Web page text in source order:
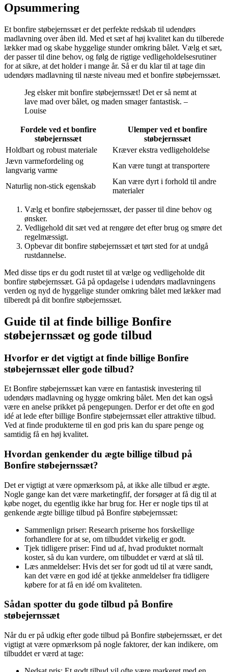
Opsummering
Et bonfire støbejernssæt er det perfekte redskab til udendørs
madlavning over åben ild. Med et sæt af høj kvalitet kan du tilberede
lækker mad og skabe hyggelige stunder omkring bålet. Vælg et sæt,
der passer til dine behov, og følg de rigtige vedligeholdelsesrutiner
for at sikre, at det holder i mange år. Så er du klar til at tage din
udendørs madlavning til næste niveau med et bonfire støbejernssæt.
Jeg elsker mit bonfire støbejernssæt! Det er så nemt at
lave mad over bålet, og maden smager fantastisk. –
Louise
Fordele ved et bonfire
støbejernssæt
Ulemper ved et bonfire
støbejernssæt
Holdbart og robust materiale
Kræver ekstra vedligeholdelse
Jævn varmefordeling og
langvarig varme
Kan være tungt at transportere
Naturlig non-stick egenskab
Kan være dyrt i forhold til andre
materialer
Vælg et bonfire støbejernssæt, der passer til dine behov og
ønsker.
Vedligehold dit sæt ved at rengøre det efter brug og smøre det
regelmæssigt.
Opbevar dit bonfire støbejernssæt et tørt sted for at undgå
rustdannelse.
Med disse tips er du godt rustet til at vælge og vedligeholde dit
bonfire støbejernssæt. Gå på opdagelse i udendørs madlavningens
verden og nyd de hyggelige stunder omkring bålet med lækker mad
tilberedt på dit bonfire støbejernssæt.
Guide til at finde billige Bonfire
støbejernssæt og gode tilbud
Hvorfor er det vigtigt at finde billige Bonfire
støbejernssæt eller gode tilbud?
Et Bonfire støbejernssæt kan være en fantastisk investering til
udendørs madlavning og hygge omkring bålet. Men det kan også
være en anelse prikket på pengepungen. Derfor er det ofte en god
idé at lede efter billige Bonfire støbejernssæt eller attraktive tilbud.
Ved at finde produkterne til en god pris kan du spare penge og
samtidig få en høj kvalitet.
Hvordan genkender du ægte billige tilbud på
Bonfire støbejernssæt?
Det er vigtigt at være opmærksom på, at ikke alle tilbud er ægte.
Nogle gange kan det være marketingfif, der forsøger at få dig til at
købe noget, du egentlig ikke har brug for. Her er nogle tips til at
genkende ægte billige tilbud på Bonfire støbejernssæt:
Sammenlign priser: Research priserne hos forskellige
forhandlere for at se, om tilbuddet virkelig er godt.
Tjek tidligere priser: Find ud af, hvad produktet normalt
koster, så du kan vurdere, om tilbuddet er værd at slå til.
Læs anmeldelser: Hvis det ser for godt ud til at være sandt,
kan det være en god idé at tjekke anmeldelser fra tidligere
købere for at få en idé om kvaliteten.
Sådan spotter du gode tilbud på Bonfire
støbejernssæt
Når du er på udkig efter gode tilbud på Bonfire støbejernssæt, er det
vigtigt at være opmærksom på nogle faktorer, der kan indikere, om
tilbuddet er værd at tage: